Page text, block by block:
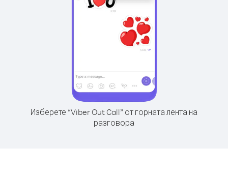
Изберете “Viber Out Call” от горната лента на
разговора